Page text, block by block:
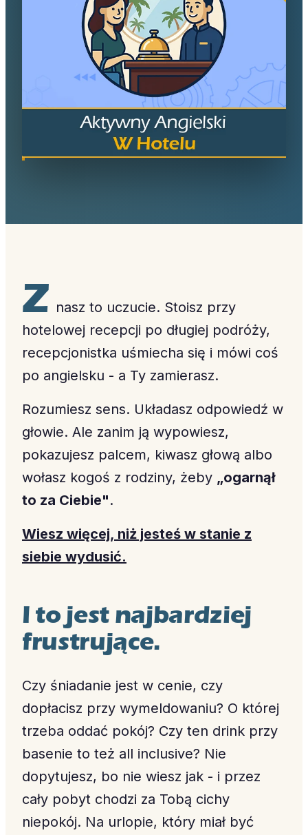
Z nasz to uczucie. Stoisz przy
hotelowej recepcji po długiej podróży,
recepcjonistka uśmiecha się i mówi coś
po angielsku - a Ty zamierasz.
Rozumiesz sens. Układasz odpowiedź w
głowie. Ale zanim ją wypowiesz,
pokazujesz palcem, kiwasz głową albo
wołasz kogoś z rodziny, żeby „ogarnął
to za Ciebie".
Wiesz więcej, niż jesteś w stanie z
siebie wydusić.
I to jest najbardziej
frustrujące.
Czy śniadanie jest w cenie, czy
dopłacisz przy wymeldowaniu? O której
trzeba oddać pokój? Czy ten drink przy
basenie to też all inclusive? Nie
dopytujesz, bo nie wiesz jak - i przez
cały pobyt chodzi za Tobą cichy
niepokój. Na urlopie, który miał być